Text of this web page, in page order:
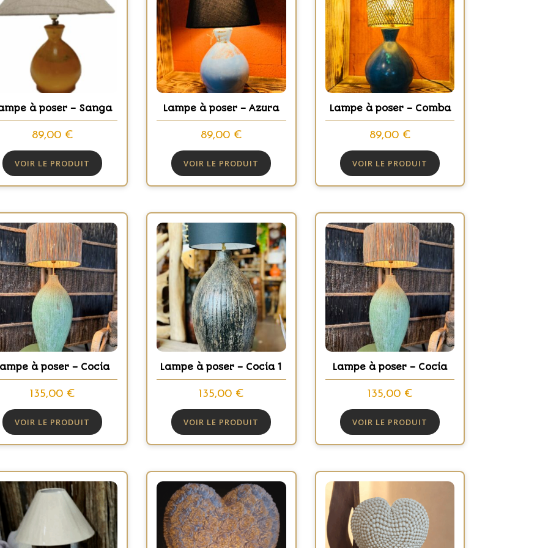
à poser – Sanga
89,00 €
VOIR LE PRODUIT
Lampe à poser – Azura
89,00 €
VOIR LE PRODUIT
Lampe à poser – Comba
89,00 €
VOIR LE PRODUIT
à poser – Cocia
135,00 €
VOIR LE PRODUIT
Lampe à poser – Cocia 1
135,00 €
VOIR LE PRODUIT
Lampe à poser – Cocia
135,00 €
VOIR LE PRODUIT